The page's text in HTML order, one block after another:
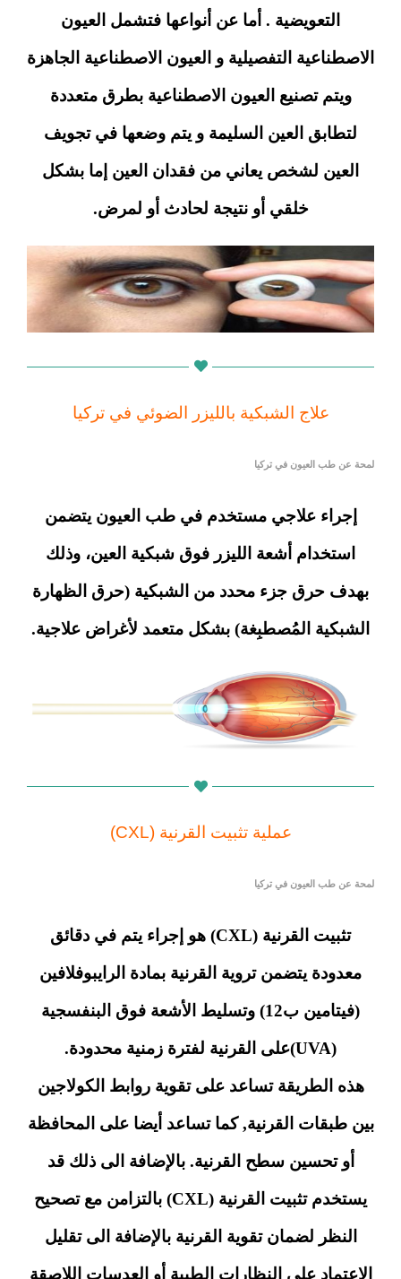
التعويضية . أما عن أنواعها فتشمل العيون
الاصطناعية التفصيلية و العيون الاصطناعية الجاهزة
ويتم تصنيع العيون الاصطناعية بطرق متعددة
لتطابق العين السليمة و يتم وضعها في تجويف
العين لشخص يعاني من فقدان العين إما بشكل
خلقي أو نتيجة لحادث أو لمرض.
علاج الشبكية بالليزر الضوئي في تركيا
لمحة عن طب العيون في تركيا
إجراء علاجي مستخدم في طب العيون يتضمن
استخدام أشعة الليزر فوق شبكية العين، وذلك
بهدف حرق جزء محدد من الشبكية (حرق الظهارة
الشبكية المُصطبِغة) بشكل متعمد لأغراض علاجية.
عملية تثبيت القرنية (CXL)
لمحة عن طب العيون في تركيا
تثبيت القرنية (CXL) هو إجراء يتم في دقائق
معدودة يتضمن تروية القرنية بمادة الرايبوفلافين
(فيتامين ب12) وتسليط الأشعة فوق البنفسجية
(UVA)على القرنية لفترة زمنية محدودة.
هذه الطريقة تساعد على تقوية روابط الكولاجين
بين طبقات القرنية, كما تساعد أيضا على المحافظة
أو تحسين سطح القرنية. بالإضافة الى ذلك قد
يستخدم تثبيت القرنية (CXL) بالتزامن مع تصحيح
النظر لضمان تقوية القرنية بالإضافة الى تقليل
الاعتماد على النظارات الطبية أو العدسات اللاصقة